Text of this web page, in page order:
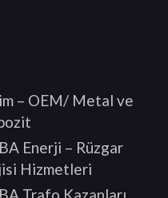
– OEM/ Metal ve
Enerji – Rüzgar
Hizmetleri